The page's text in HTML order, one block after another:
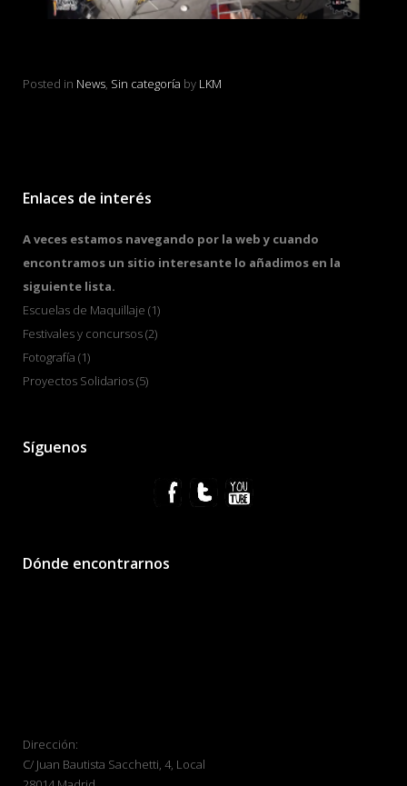
Posted in News, Sin categoría by LKM
Enlaces de interés
A veces estamos navegando por la web y cuando
encontramos un sitio interesante lo añadimos en la
siguiente lista.
Escuelas de Maquillaje (1)
Festivales y concursos(2)
Fotografía (1)
Proyectos Solidarios(5)
Síguenos
Dónde encontrarnos
Dirección:
C/ Juan Bautista Sacchetti, 4, Local